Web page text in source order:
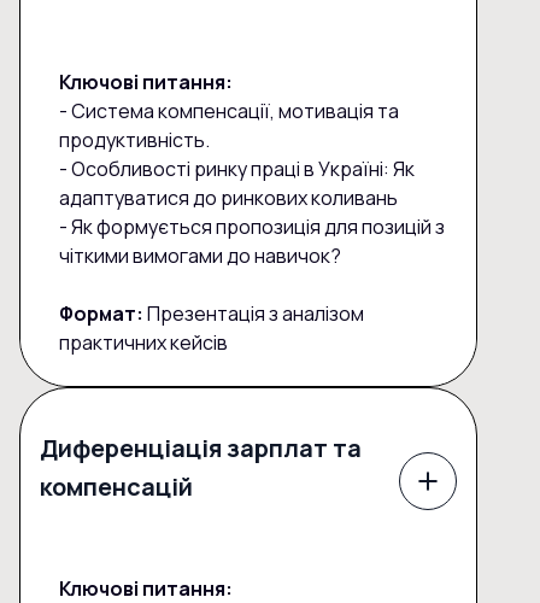
Ключові питання:
- Система компенсації, мотивація та
продуктивність.
- Особливості ринку праці в Україні: Як
адаптуватися до ринкових коливань
- Як формується пропозиція для позицій з
чіткими вимогами до навичок?
Формат: Презентація з аналізом
практичних кейсів
Диференціація зарплат та
компенсацій
Ключові питання: